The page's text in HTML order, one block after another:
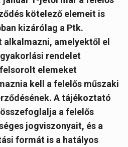
kötelező elemeit is
kizárólag a Ptk.
amelyektől el
rendelet
elemeket
kell a felelős műszaki
A tájékoztató
a felelős
jogviszonyait, és a
formát is a hatályos